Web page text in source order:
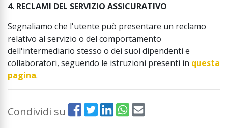
4. RECLAMI DEL SERVIZIO ASSICURATIVO
Segnaliamo che l'utente può presentare un reclamo
relativo al servizio o del comportamento
dell'intermediario stesso o dei suoi dipendenti e
collaboratori, seguendo le istruzioni presenti in questa
pagina.
Condividi su